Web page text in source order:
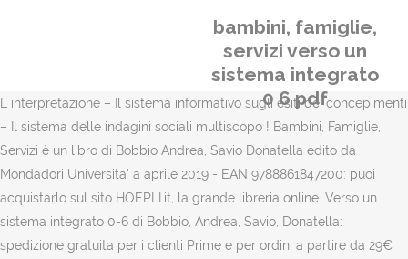
bambini, famiglie,
servizi verso un
sistema integrato
0 6 pdf
L interpretazione – Il sistema informativo sugli esiti dei concepimenti
– Il sistema delle indagini sociali multiscopo ! Bambini, Famiglie,
Servizi è un libro di Bobbio Andrea, Savio Donatella edito da
Mondadori Universita' a aprile 2019 - EAN 9788861847200: puoi
acquistarlo sul sito HOEPLI.it, la grande libreria online. Verso un
sistema integrato 0-6 di Bobbio, Andrea, Savio, Donatella:
spedizione gratuita per i clienti Prime e per ordini a partire da 29€